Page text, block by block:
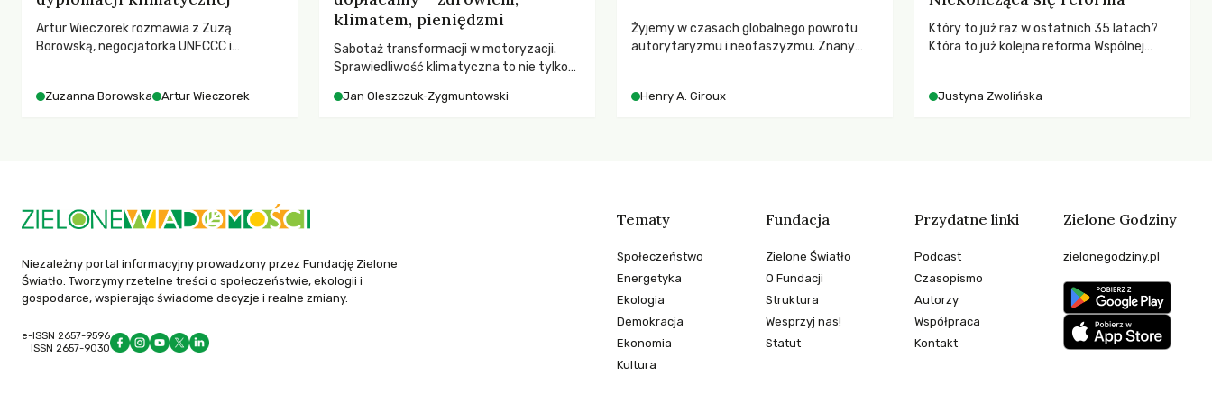
Artur Wieczorek rozmawia z Zuzą
Borowską, negocjatorka UNFCCC i
ruchach klimatycznych
Zuzanna Borowska Artur Wieczorek
klimatem, pieniędzmi
Sabotaż transformacji w motoryzacji.
Sprawiedliwość klimatyczna to nie tylko
ponosi konsekwencje globalnego
Jan Oleszczuk-Zygmuntowski
Żyjemy w czasach globalnego powrotu
autorytaryzmu i neofaszyzmu. Znany
społeczeństwo. Czy współczesne
Henry A. Giroux
Który to już raz w ostatnich 35 latach?
Która to już kolejna reforma Wspólnej
społeczne?
Justyna Zwolińska
Niezależny portal informacyjny prowadzony przez Fundację Zielone
Światło. Tworzymy rzetelne treści o społeczeństwie, ekologii i
gospodarce, wspierając świadome decyzje i realne zmiany.
e-ISSN 2657-9596
ISSN 2657-9030
Tematy
Społeczeństwo
Energetyka
Ekologia
Demokracja
Ekonomia
Kultura
Fundacja
Zielone Światło
O Fundacji
Struktura
Wesprzyj nas!
Statut
Przydatne linki
Podcast
Czasopismo
Autorzy
Współpraca
Kontakt
Zielone Godziny
zielonegodziny.pl